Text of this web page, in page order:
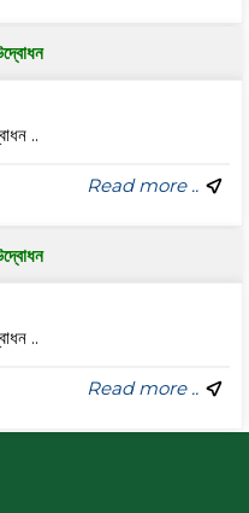
..
Read more ..
..
Read more ..